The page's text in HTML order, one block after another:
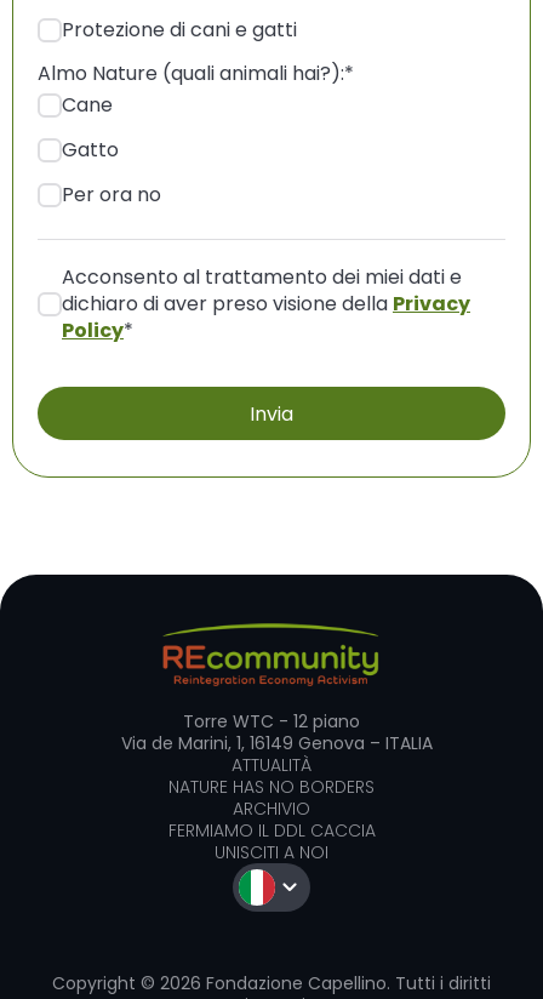
Protezione di cani e gatti
Almo Nature (quali animali hai?):*
Cane
Gatto
Per ora no
Acconsento al trattamento dei miei dati e
dichiaro di aver preso visione della Privacy
Policy*
Torre WTC - 12 piano
Via de Marini, 1, 16149 Genova – ITALIA
ATTUALITÀ
NATURE HAS NO BORDERS
ARCHIVIO
FERMIAMO IL DDL CACCIA
UNISCITI A NOI
Copyright © 2026 Fondazione Capellino. Tutti i diritti